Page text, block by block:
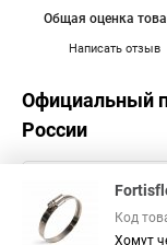
Комплект хомутов
Хомут для
Стяжки хомут
Дюбель хомуты 16
Fortisflex хомут
Написать отзыв
Общая оценка
Официальный
России
Код
Хомут